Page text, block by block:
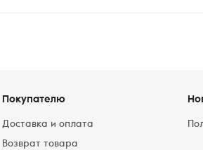
Покупателю
Доставка и оплата
Возврат товара